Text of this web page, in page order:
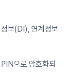
보(DI), 연계정보
으로 암호화되